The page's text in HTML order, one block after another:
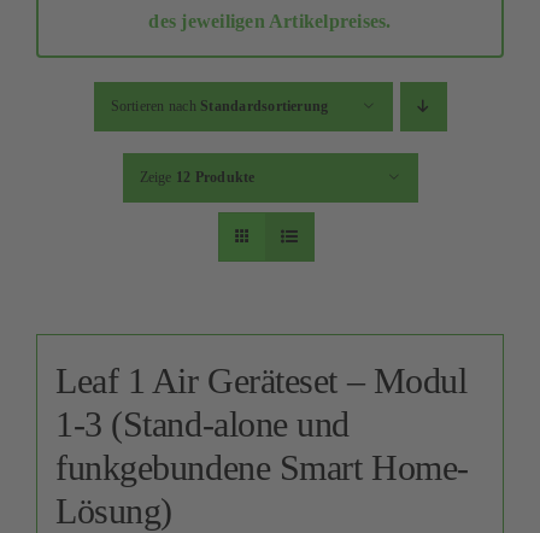
des jeweiligen Artikelpreises.
Sortieren nach Standardsortierung
Zeige 12 Produkte
Leaf 1 Air Geräteset – Modul
1-3 (Stand-alone und
funkgebundene Smart Home-
Lösung)